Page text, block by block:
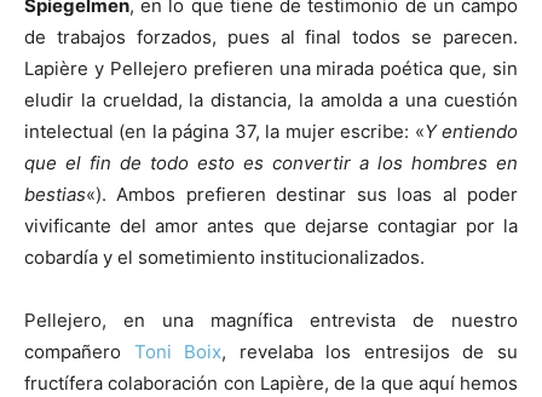
Spiegelmen, en lo que tiene de testimonio de un campo
de trabajos forzados, pues al final todos se parecen.
Lapière y Pellejero prefieren una mirada poética que, sin
eludir la crueldad, la distancia, la amolda a una cuestión
intelectual (en la página 37, la mujer escribe: «Y entiendo
que el fin de todo esto es convertir a los hombres en
bestias«). Ambos prefieren destinar sus loas al poder
vivificante del amor antes que dejarse contagiar por la
cobardía y el sometimiento institucionalizados.
Pellejero, en una magnífica entrevista de nuestro
compañero Toni Boix, revelaba los entresijos de su
fructífera colaboración con Lapière, de la que aquí hemos